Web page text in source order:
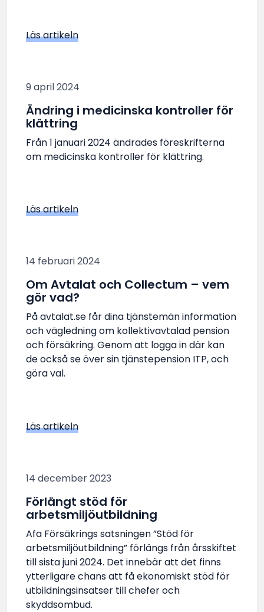
Läs artikeln
9 april 2024
Ändring i medicinska kontroller för
klättring
Från 1 januari 2024 ändrades föreskrifterna
om medicinska kontroller för klättring.
Läs artikeln
14 februari 2024
Om Avtalat och Collectum – vem
gör vad?
På avtalat.se får dina tjänstemän information
och vägledning om kollektivavtalad pension
och försäkring. Genom att logga in där kan
de också se över sin tjänstepension ITP, och
göra val.
Läs artikeln
14 december 2023
Förlängt stöd för
arbetsmiljöutbildning
Afa Försäkrings satsningen ”Stöd för
arbetsmiljöutbildning” förlängs från årsskiftet
till sista juni 2024. Det innebär att det finns
ytterligare chans att få ekonomiskt stöd för
utbildningsinsatser till chefer och
skyddsombud.